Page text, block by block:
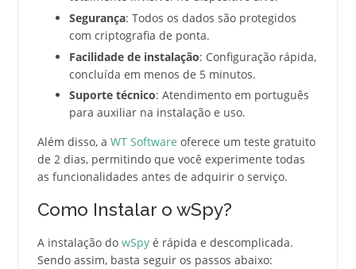
Segurança: Todos os dados são protegidos
com criptografia de ponta.
Facilidade de instalação: Configuração rápida,
concluída em menos de 5 minutos.
Suporte técnico: Atendimento em português
para auxiliar na instalação e uso.
Além disso, a WT Software oferece um teste gratuito
de 2 dias, permitindo que você experimente todas
as funcionalidades antes de adquirir o serviço.
Como Instalar o wSpy?
A instalação do wSpyé rápida e descomplicada.
Sendo assim, basta seguir os passos abaixo: